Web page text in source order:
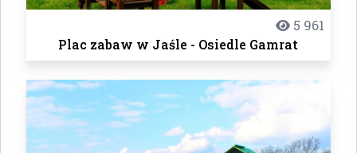
5 961
Plac zabaw w Jaśle - Osiedle Gamrat